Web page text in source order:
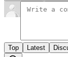
Top Latest